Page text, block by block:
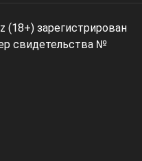
(18+) зарегистрирован
свидетельства №